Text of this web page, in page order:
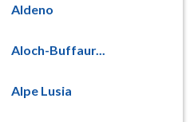
Aldeno
Aloch-Buffaur...
Alpe Lusia